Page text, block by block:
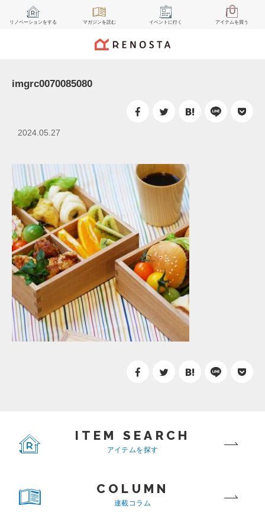
リノベーションをする マガジンを読む イベント に行く アイテムを買う
imgrc0070085080
2024.05.27
ITEM SEARCH
アイテムを探す
COLUMN
連載コラム